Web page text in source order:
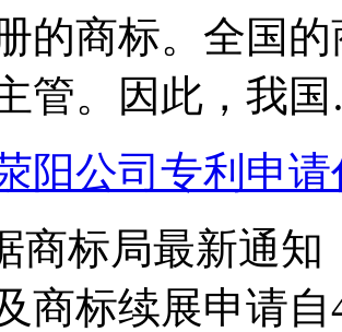
的商标。全国
管。因此，我
阳公司专利申
商标局最新通知
商标续展申请